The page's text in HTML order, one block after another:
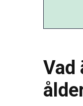
Vad